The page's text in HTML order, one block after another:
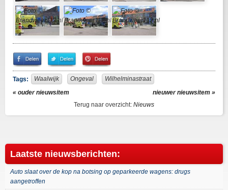
Share
on
Facebook
Share
on
Twitter
Pin
It!
Tags: Waalwijk Ongeval
Wilhelminastraat
« ouder nieuwsitem
nieuwer nieuwsitem »
Terug naar overzicht: Nieuws
Laatste nieuwsberichten:
Auto slaat over de kop na botsing op geparkeerde wagens: drugs
aangetroffen